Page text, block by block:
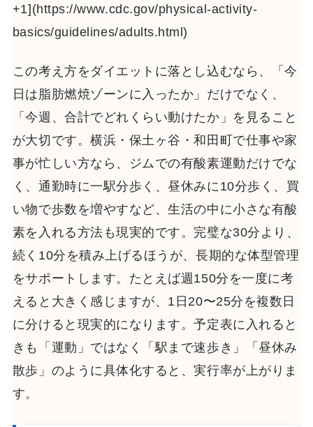
+1](https://www.cdc.gov/physical-activity-
basics/guidelines/adults.html)
この考え方をダイエットに落とし込むなら、「今
日は脂肪燃焼ゾーンに入ったか」だけでなく、
「今週、合計でどれくらい動けたか」を見ること
が大切です。横浜・保土ヶ谷・和田町で仕事や家
事が忙しい方なら、ジムでの有酸素運動だけでな
く、通勤時に一駅分歩く、昼休みに10分歩く、買
い物で歩数を増やすなど、生活の中に小さな有酸
素を入れる方法も現実的です。完璧な30分より、
続く10分を積み上げるほうが、長期的な体型管理
をサポートします。たとえば週150分を一度に考
えると大きく感じますが、1日20〜25分を複数日
に分けると現実的になります。予定表に入れると
きも「運動」ではなく「駅まで速歩き」「昼休み
散歩」のように具体化すると、実行率が上がりま
す。